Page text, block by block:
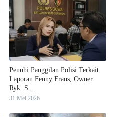
Penuhi Panggilan Polisi Terkait
Laporan Fenny Frans, Owner
Ryk: S ...
31 Mei 2026